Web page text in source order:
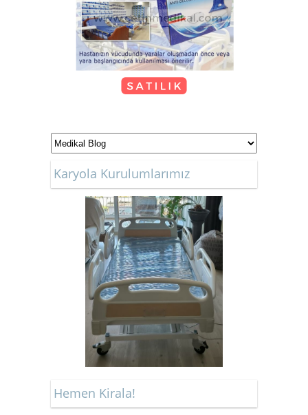
Hasta Karyolası Güzelbahçe
KİRALIK TEKERLEKLİ
Kiralık Hasta Karyolası Bostanlı
Kiralık Hasta Karyolası
Karyola Kurulumlarımız
Hemen Kirala!